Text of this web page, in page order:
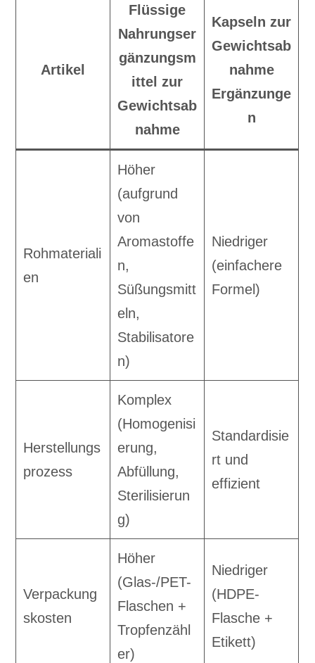
Artikel
Flüssige
Nahrungser
gänzungsm
ittel zur
Gewichtsab
nahme
Kapseln zur
Gewichtsab
nahme
Ergänzunge
n
Rohmateriali
en
Höher
(aufgrund
von
Aromastoffe
n,
Süßungsmitt
eln,
Stabilisatore
n)
Niedriger
(einfachere
Formel)
Herstellungs
prozess
Komplex
(Homogenisi
erung,
Abfüllung,
Sterilisierun
g)
Standardisie
rt und
effizient
Verpackung
skosten
Höher
(Glas-/PET-
Flaschen +
Tropfenzähl
er)
Niedriger
(HDPE-
Flasche +
Etikett)